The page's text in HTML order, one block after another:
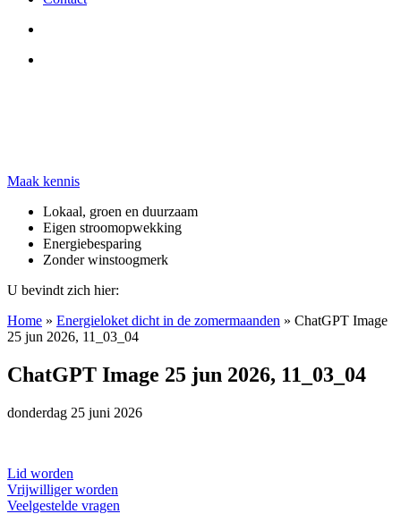
Maak kennis
Lokaal, groen en duurzaam
Eigen stroomopwekking
Energiebesparing
Zonder winstoogmerk
U bevindt zich hier:
Home » Energieloket dicht in de zomermaanden » ChatGPT Image
25 jun 2026, 11_03_04
ChatGPT Image 25 jun 2026, 11_03_04
donderdag 25 juni 2026
Lid worden
Vrijwilliger worden
Veelgestelde vragen